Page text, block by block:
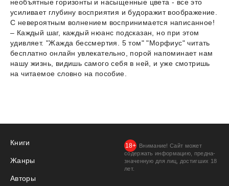
необъятные горизонты и насыщенные цвета - все это
усиливает глубину восприятия и будоражит воображение.
С невероятным волнением воспринимается написанное!
– Каждый шаг, каждый нюанс подсказан, но при этом
удивляет. "Жажда бессмертия. 5 том" "Морфиус" читать
бесплатно онлайн увлекательно, порой напоминает нам
нашу жизнь, видишь самого себя в ней, и уже смотришь
на читаемое словно на пособие.
Книги
Жанры
Авторы
Внимание! Сайт может
содержать информацию, предна­
значенную для лиц, дости­гших 18
лет.